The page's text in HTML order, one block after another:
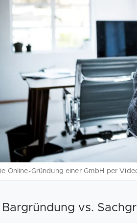
Online-Gründung einer GmbH per
Bargründung vs.